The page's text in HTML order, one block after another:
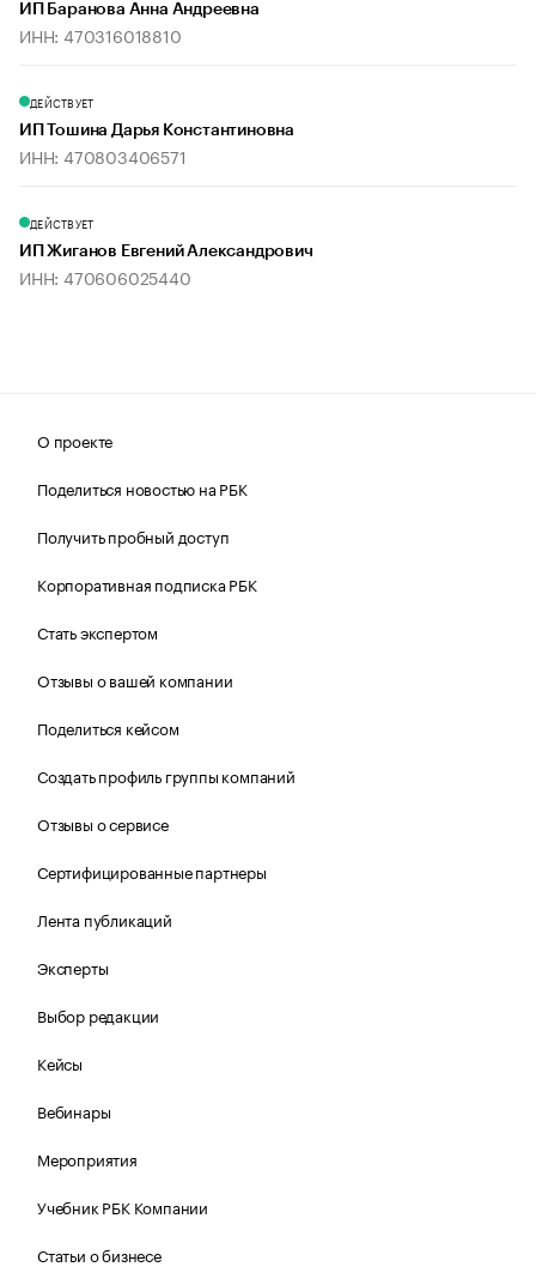
ИП Баранова Анна Андреевна
ИНН: 470316018810
ДЕЙСТВУЕТ
ИП Тошина Дарья Константиновна
ИНН: 470803406571
ДЕЙСТВУЕТ
ИП Жиганов Евгений Александрович
ИНН: 470606025440
О проекте
Поделиться новостью на РБК
Получить пробный доступ
Корпоративная подписка РБК
Стать экспертом
Отзывы о вашей компании
Поделиться кейсом
Создать профиль группы компаний
Отзывы о сервисе
Сертифицированные партнеры
Лента публикаций
Эксперты
Выбор редакции
Кейсы
Вебинары
Мероприятия
Учебник РБК Компании
Статьи о бизнесе